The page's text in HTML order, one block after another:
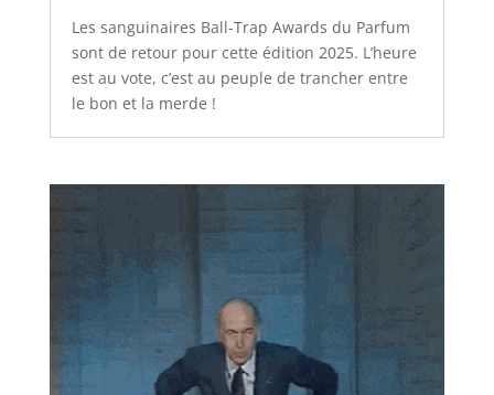
Les sanguinaires Ball-Trap Awards du Parfum
sont de retour pour cette édition 2025. L’heure
est au vote, c’est au peuple de trancher entre
le bon et la merde !